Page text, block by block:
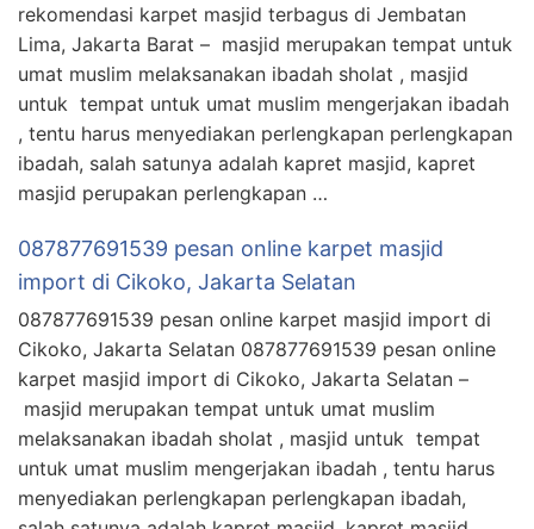
rekomendasi karpet masjid terbagus di Jembatan
Lima, Jakarta Barat – masjid merupakan tempat untuk
umat muslim melaksanakan ibadah sholat , masjid
untuk tempat untuk umat muslim mengerjakan ibadah
, tentu harus menyediakan perlengkapan perlengkapan
ibadah, salah satunya adalah kapret masjid, kapret
masjid perupakan perlengkapan …
087877691539 pesan online karpet masjid
import di Cikoko, Jakarta Selatan
087877691539 pesan online karpet masjid import di
Cikoko, Jakarta Selatan 087877691539 pesan online
karpet masjid import di Cikoko, Jakarta Selatan –
masjid merupakan tempat untuk umat muslim
melaksanakan ibadah sholat , masjid untuk tempat
untuk umat muslim mengerjakan ibadah , tentu harus
menyediakan perlengkapan perlengkapan ibadah,